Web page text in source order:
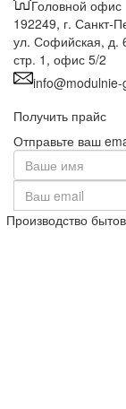
Головной офис
192249, г. Санкт-
ул. Софийская, д.
стр. 1, офис 5/2
Получить прайс
Отправьте ваш
Производство